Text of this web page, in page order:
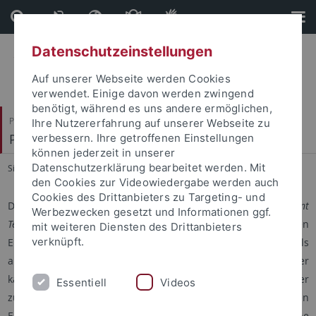
Direkt
zum
Inhalt
Direkt
zur
Fußleiste
Philosophische Fakultät
Philologisches Seminar
Sie sind hier: Startseite ... Brill’s Narratological Commentaries
Die neue ReiheBrill's Narratological Commentaries on Ancient
Textshat das Ziel, Kommentare sowohl zu bekannten
Erzähltexten der griechischen und lateinischen Literatur als
auch zu solchen Texten zu veröffentlichen, zu denen bisher
kaum Kommentare vorliegen, wie z.B. zum antiken Roman oder
zur nachklassischen Epik. Auch Kommentare zu byzantinischen
Datenschutzeinstellungen
Auf unserer Webseite werden Cookies
verwendet. Einige davon werden zwingend
benötigt, während es uns andere ermöglichen,
Ihre Nutzererfahrung auf unserer Webseite zu
verbessern. Ihre getroffenen Einstellungen
können jederzeit in unserer
Datenschutzerklärung bearbeitet werden. Mit
den Cookies zur Videowiedergabe werden auch
Cookies des Drittanbieters zu Targeting- und
Werbezwecken gesetzt und Informationen ggf.
mit weiteren Diensten des Drittanbieters
verknüpft.
Essentiell Videos